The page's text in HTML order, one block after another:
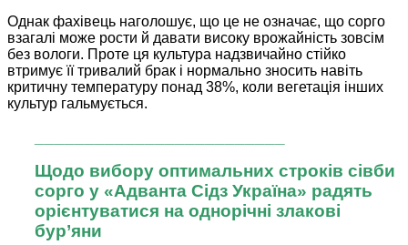
Однак фахівець наголошує, що це не означає, що сорго
взагалі може рости й давати високу врожайність зовсім
без вологи. Проте ця культура надзвичайно стійко
втримує її тривалий брак і нормально зносить навіть
критичну температуру понад 38%, коли вегетація інших
культур гальмується.
Щодо вибору оптимальних строків сівби
сорго у «Адванта Сідз Україна» радять
орієнтуватися на однорічні злакові
бур’яни